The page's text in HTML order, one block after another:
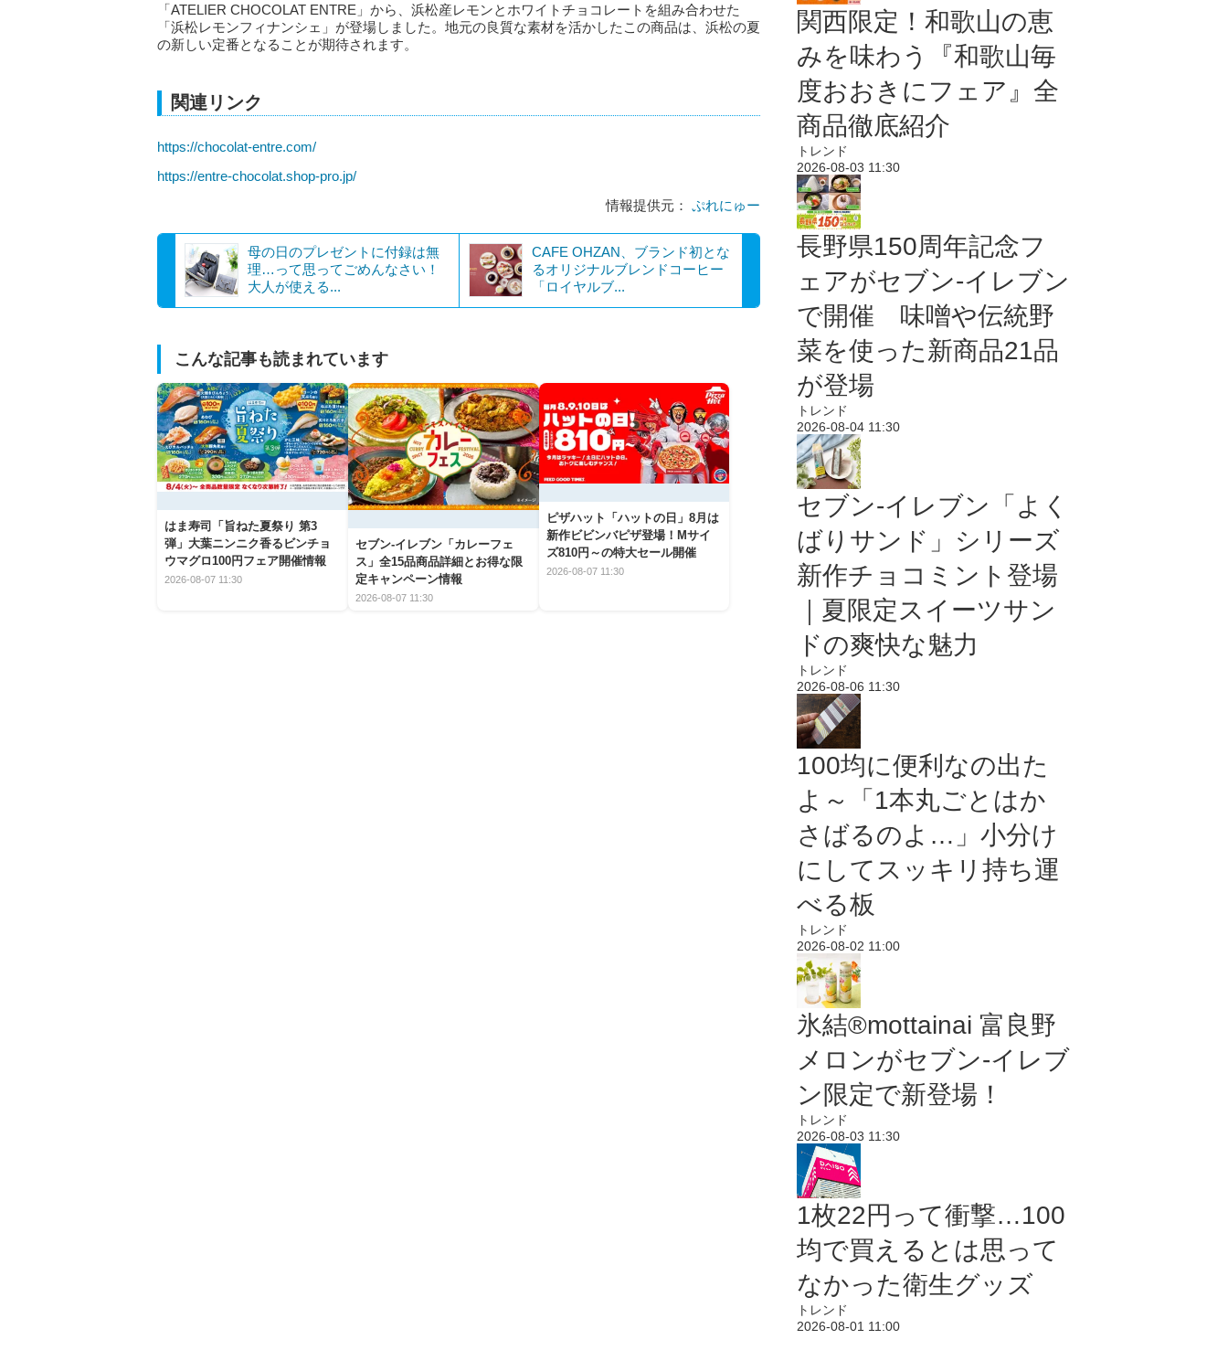
「ATELIER CHOCOLAT ENTRE」から、浜松産レモンとホワイトチョコレートを組み合わせた
「浜松レモンフィナンシェ」が登場しました。地元の良質な素材を活かしたこの商品は、浜松の夏
の新しい定番となることが期待されます。
関連リンク
https://chocolat-entre.com/
https://entre-chocolat.shop-pro.jp/
情報提供元： ぷれにゅー
母の日のプレゼントに付録は無
理…って思ってごめんなさい！
大人が使える...
CAFE OHZAN、ブランド初とな
るオリジナルブレンドコーヒー
「ロイヤルブ...
こんな記事も読まれています
はま寿司「旨ねた夏祭り 第3
弾」大葉ニンニク香るビンチョ
ウマグロ100円フェア開催情報
2026-08-07 11:30
セブン‐イレブン「カレーフェ
ス」全15品商品詳細とお得な限
定キャンペーン情報
2026-08-07 11:30
ピザハット「ハットの日」8月は
新作ビビンバピザ登場！Mサイ
ズ810円～の特大セール開催
2026-08-07 11:30
関西限定！和歌山の恵
みを味わう『和歌山毎
度おおきにフェア』全
商品徹底紹介
トレンド
2026-08-03 11:30
長野県150周年記念フ
ェアがセブン-イレブン
で開催 味噌や伝統野
菜を使った新商品21品
が登場
トレンド
2026-08-04 11:30
セブン‐イレブン「よく
ばりサンド」シリーズ
新作チョコミント登場
｜夏限定スイーツサン
ドの爽快な魅力
トレンド
2026-08-06 11:30
100均に便利なの出た
よ～「1本丸ごとはか
さばるのよ…」小分け
にしてスッキリ持ち運
べる板
トレンド
2026-08-02 11:00
氷結®mottainai 富良野
メロンがセブン‐イレブ
ン限定で新登場！
トレンド
2026-08-03 11:30
1枚22円って衝撃…100
均で買えるとは思って
なかった衛生グッズ
トレンド
2026-08-01 11:00